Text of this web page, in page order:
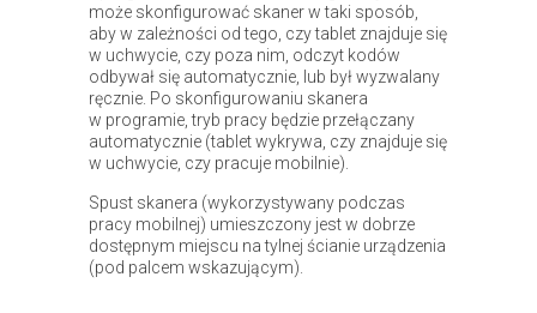
może skonfigurować skaner w taki sposób,
aby w zależności od tego, czy tablet znajduje się
w uchwycie, czy poza nim, odczyt kodów
odbywał się automatycznie, lub był wyzwalany
ręcznie. Po skonfigurowaniu skanera
w programie, tryb pracy będzie przełączany
automatycznie (tablet wykrywa, czy znajduje się
w uchwycie, czy pracuje mobilnie).
Spust skanera (wykorzystywany podczas
pracy mobilnej) umieszczony jest w dobrze
dostępnym miejscu na tylnej ścianie urządzenia
(pod palcem wskazującym).